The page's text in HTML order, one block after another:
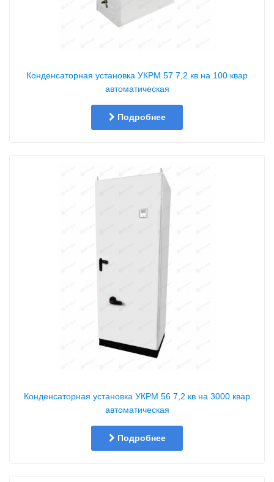
Конденсаторная установка УКРМ 57 7,2 кв на 100 квар
автоматическая
Подробнее
Конденсаторная установка УКРМ 56 7,2 кв на 3000 квар
автоматическая
Подробнее